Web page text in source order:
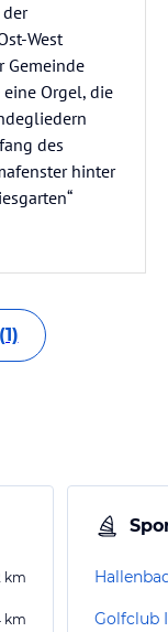
West
Gemeinde
Orgel, die
des
hinter
km
km Golfclub